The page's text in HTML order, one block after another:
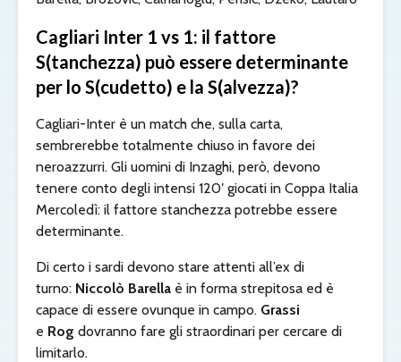
Cagliari Inter 1 vs 1: il fattore
S(tanchezza) può essere determinante
per lo S(cudetto) e la S(alvezza)?
Cagliari-Inter è un match che, sulla carta,
sembrerebbe totalmente chiuso in favore dei
neroazzurri. Gli uomini di Inzaghi, però, devono
tenere conto degli intensi 120′ giocati in Coppa Italia
Mercoledì: il fattore stanchezza potrebbe essere
determinante.
Di certo i sardi devono stare attenti all’ex di
turno: Niccolò Barella è in forma strepitosa ed è
capace di essere ovunque in campo. Grassi
e Rog dovranno fare gli straordinari per cercare di
limitarlo.